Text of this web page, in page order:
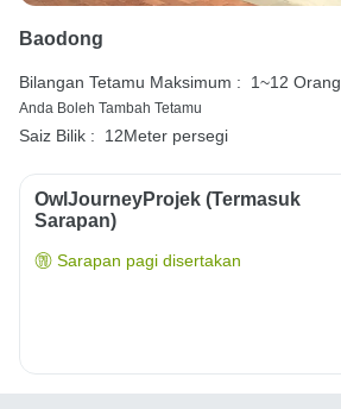
Baodong
Bilangan Tetamu Maksimum : 1~12 Orang
Anda Boleh Tambah Tetamu
Saiz Bilik : 12Meter persegi
OwlJourneyProjek (Termasuk
Sarapan)
Sarapan pagi disertakan